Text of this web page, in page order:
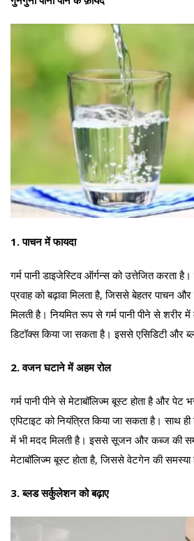
1. पाचन में फायदा
गर्म पानी डाइजेस्टिव ऑर्गन्स को उत्तेजित करता
प्रवाह को बढ़ावा मिलता है, जिससे बेहतर पाचन
मिलती है। नियमित रूप से गर्म पानी पीने से शरीर में
डिटॉक्स किया जा सकता है। इससे एसिडिटी और
2. वजन घटाने में अहम रोल
गर्म पानी पीने से मेटाबॉलिज्म बूस्ट होता है और
एपिटाइट को नियंत्रित किया जा सकता है। साथ ही
में भी मदद मिलती है। इससे सूजन और कब्ज की
मेटाबॉलिज्म बूस्ट होता है, जिससे वेटगेन की समस्या
3. ब्लड सर्कुलेशन को बढ़ाए